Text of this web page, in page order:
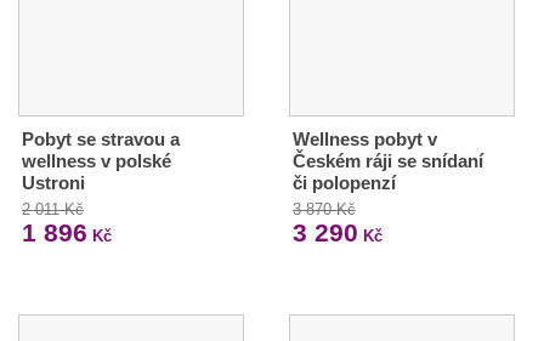
Pobyt se stravou a
wellness v polské
Ustroni
2 011 Kč
1 896 Kč
Wellness pobyt v
Českém ráji se snídaní
či polopenzí
3 870 Kč
3 290 Kč